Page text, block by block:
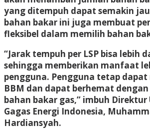
yang ditempuh dapat semakin
bahan bakar ini juga membuat
fleksibel dalam memilih bahan
“Jarak tempuh per LSP bisa lebih
sehingga memberikan manfaat
pengguna. Pengguna tetap
BBM dan dapat berhemat
bahan bakar gas,” imbuh Direktur
Gagas Energi Indonesia,
Hardiansyah.